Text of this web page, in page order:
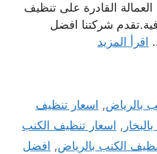
القادرة على تنظيف
شركتنا افضل
اقرأ المزيد
بالرياض, اسعار تنظيف
, اسعار تنظيف الكنب
الكنب بالرياض, افضل